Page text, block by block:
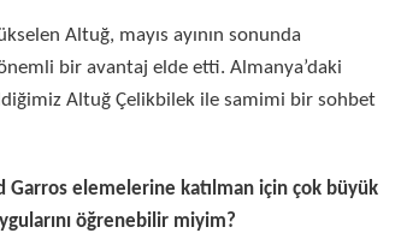
Altuğ, mayıs ayının sonunda
bir avantaj elde etti. Almanya’daki
Altuğ Çelikbilek ile samimi bir sohbet
elemelerine katılman için çok büyük
öğrenebilir miyim?